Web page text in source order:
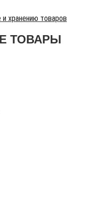
хранению товаров
ТОВАРЫ